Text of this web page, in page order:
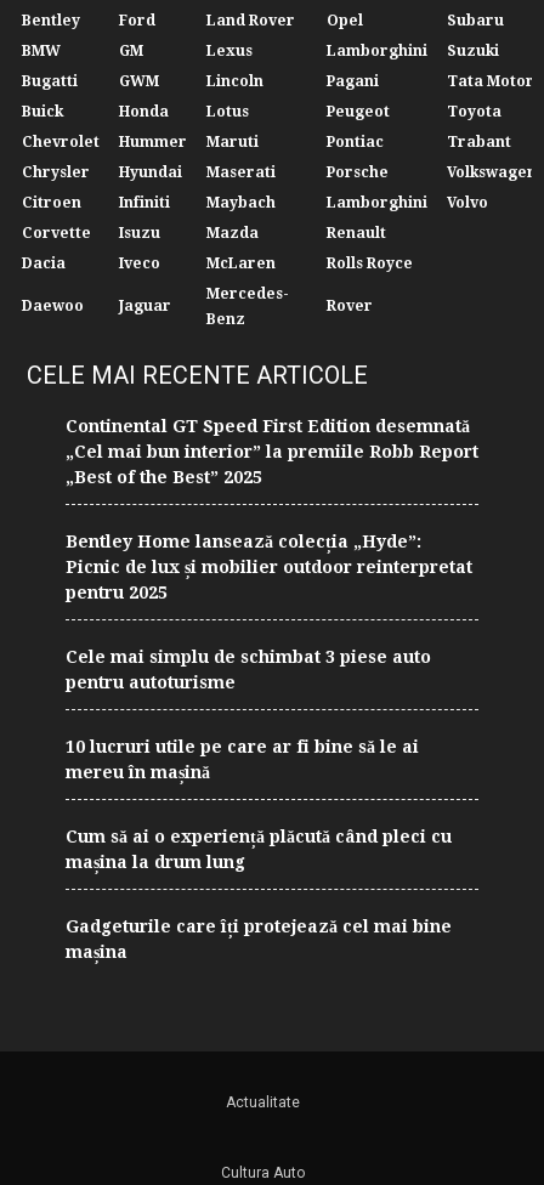
Bentley
Ford Land Rover Opel
Subaru
BMW
GM Lexus Lamborghini
Suzuki
Bugatti
GWM Lincoln Pagani
Tata Motors
Buick
Honda Lotus Peugeot
Toyota
Chevrolet
Hummer Maruti Pontiac
Trabant
Chrysler
Hyundai Maserati Porsche
Volkswagen
Citroen
Infiniti Maybach Lamborghini
Volvo
Corvette
Isuzu Mazda
Renault
Dacia
Iveco McLaren Rolls Royce
Daewoo Jaguar
Mercedes-
Benz
Rover
CELE MAI RECENTE ARTICOLE
Continental GT Speed First Edition desemnată
„Cel mai bun interior” la premiile Robb Report
„Best of the Best” 2025
Bentley Home lansează colecția „Hyde”:
Picnic de lux și mobilier outdoor reinterpretat
pentru 2025
Cele mai simplu de schimbat 3 piese auto
pentru autoturisme
10 lucruri utile pe care ar fi bine să le ai
mereu în mașină
Cum să ai o experiență plăcută când pleci cu
mașina la drum lung
Gadgeturile care îți protejează cel mai bine
mașina
Actualitate
Cultura Auto